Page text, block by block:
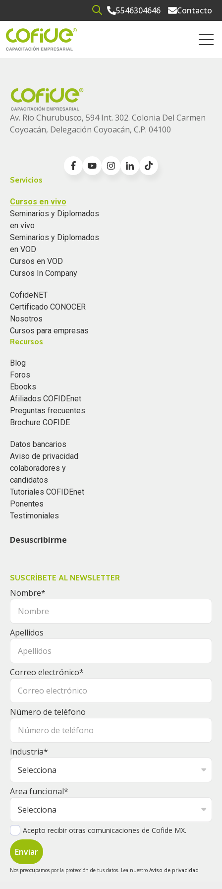
Open search5546304646 Contacto
Av. Río Churubusco, 594 Int. 302. Colonia Del Carmen
Coyoacán, Delegación Coyoacán, C.P. 04100
Servicios
Cursos en vivo
Seminarios y Diplomados
en vivo
Seminarios y Diplomados
en VOD
Cursos en VOD
Cursos In Company
CofideNET
Certificado CONOCER
Nosotros
Cursos para empresas
Recursos
Blog
Foros
Ebooks
Afiliados COFIDEnet
Preguntas frecuentes
Brochure COFIDE
Datos bancarios
Aviso de privacidad
colaboradores y
candidatos
Tutoriales COFIDEnet
Ponentes
Testimoniales
Desuscribirme
SUSCRÍBETE AL NEWSLETTER
Nombre*
Apellidos
Correo electrónico*
Número de teléfono
Industria*
Area funcional*
Acepto recibir otras comunicaciones de Cofide MX.
Nos preocupamos por la protección de tus datos. Lea nuestro Aviso de privacidad